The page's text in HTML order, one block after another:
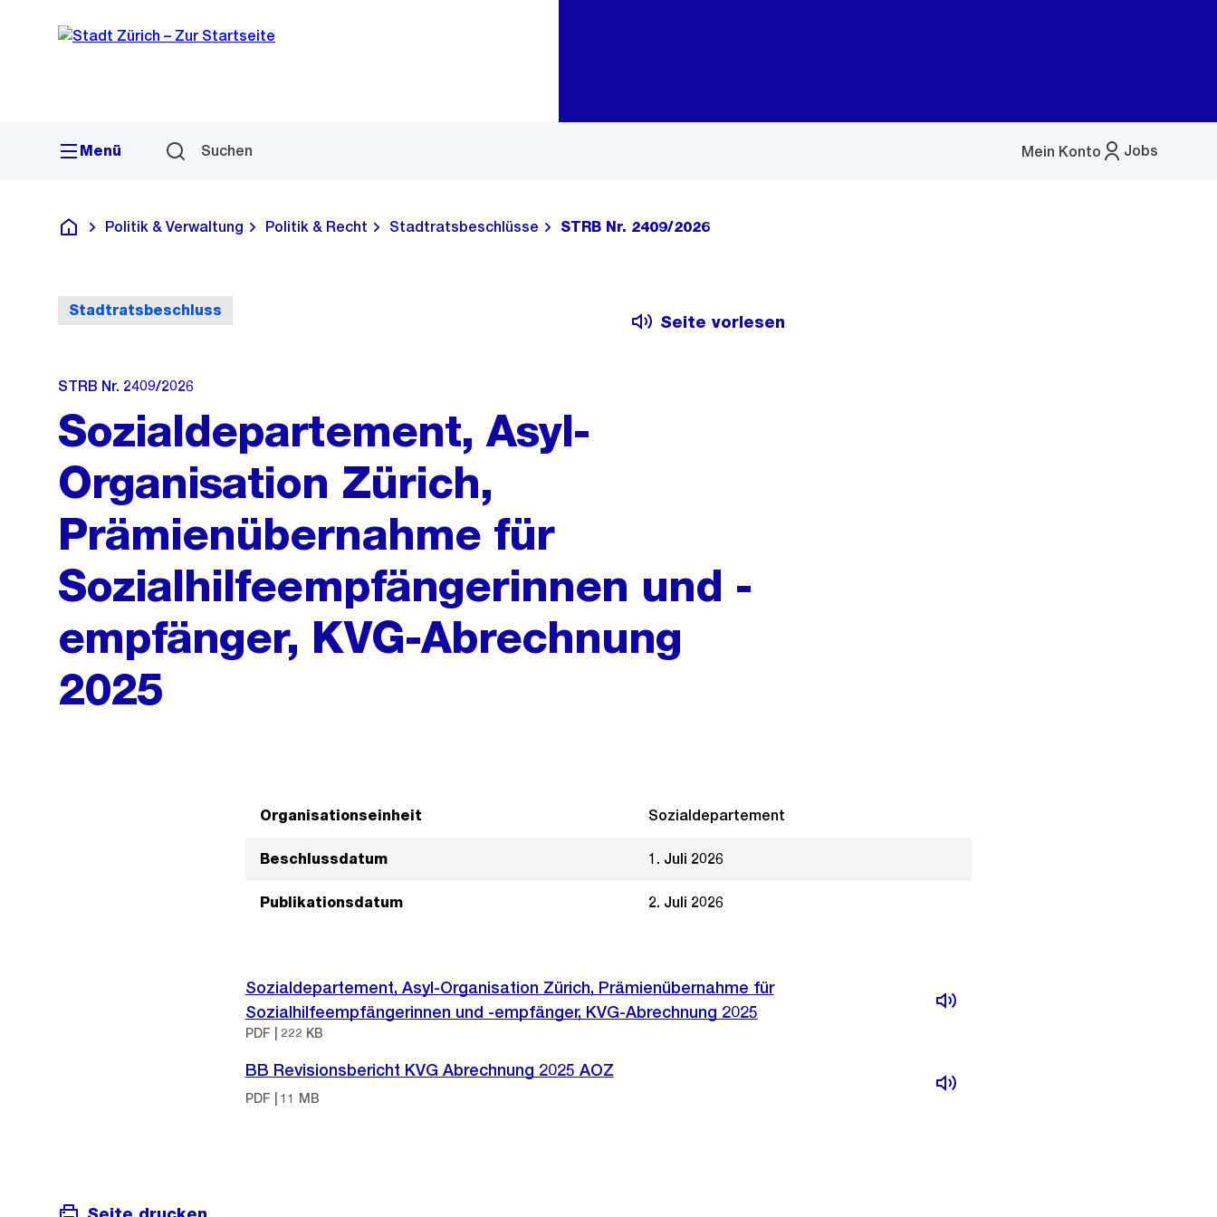
Navigation
Sprunglink
Menü Suchen Jobs
Mein Konto
Menü
Deutsch
Politik & Verwaltung Politik & Recht Stadtratsbeschlüsse STRB Nr. 2409/2026
Stadtratsbeschluss
Seite vorlesen
STRB Nr. 2409/2026
Sozialdepartement, Asyl-
Organisation Zürich,
Prämienübernahme für
Sozialhilfeempfängerinnen und -
empfänger, KVG-Abrechnung
2025
Organisationseinheit Sozialdepartement
Beschlussdatum 1. Juli 2026
Publikationsdatum 2. Juli 2026
Sozialdepartement, Asyl-Organisation Zürich, Prämienübernahme für
Sozialhilfeempfängerinnen und -empfänger, KVG-Abrechnung 2025
PDF | 222 KB
BB Revisionsbericht KVG Abrechnung 2025 AOZ
PDF | 11 MB